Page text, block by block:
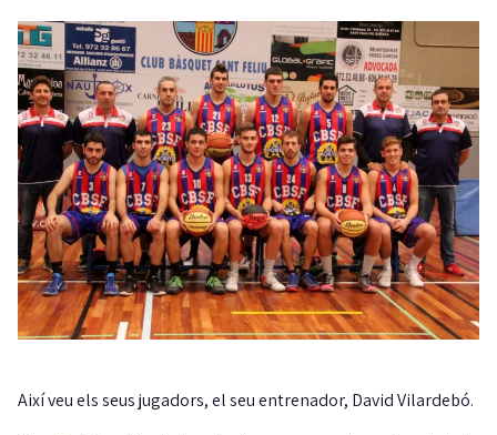
Així veu els seus jugadors, el seu entrenador, David Vilardebó.